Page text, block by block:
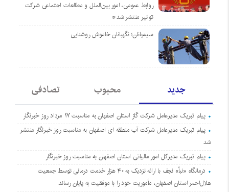
روابط عمومی، امور بین‌الملل و مطالعات اجتماعی شرکت
توانیر منتشر شد*
سیم‌بانان؛ نگهبانان خاموش روشنایی
جدید محبوب تصادفی
پیام تبریک مدیرعامل شرکت گاز استان اصفهان به مناسبت ۱۷ مرداد روز خبرنگار
پیام تبریک مدیرعامل شرکت آب منطقه ای اصفهان به مناسبت روز خبرنگار منتشر
شد
پیام تبریک مدیرکل امور مالیاتی استان اصفهان به مناسبت روز خبرنگار
درمانگاه «نبأ» نجف با ارائه نزدیک به ۴۰ هزار خدمت درمانی توسط جمعیت
هلال‌احمر استان اصفهان، مأموریت خود را با موفقیت به پایان رساند.